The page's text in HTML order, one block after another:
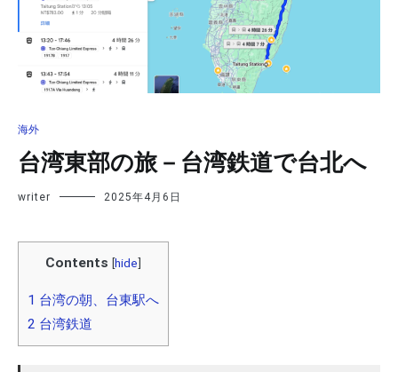
海外
台湾東部の旅－台湾鉄道で台北へ
writer 2025年4月6日
Contents [hide]
1 台湾の朝、台東駅へ
2 台湾鉄道